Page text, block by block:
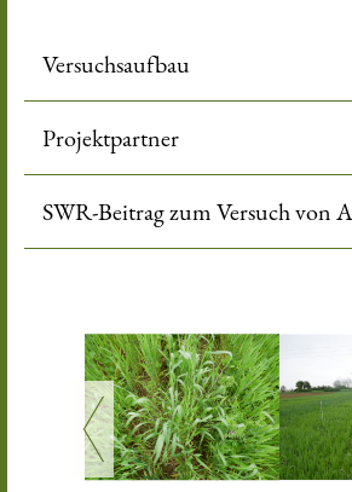
Versuchsaufbau
Projektpartner
SWR-Beitrag zum Versuch von